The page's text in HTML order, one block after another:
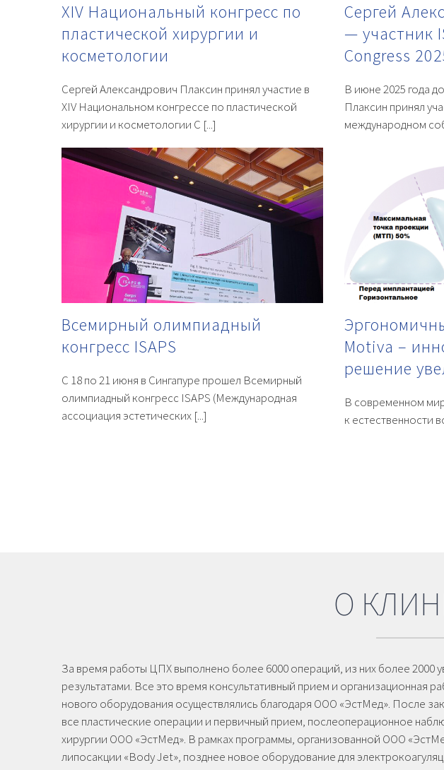
XIV Национальный конгресс по
пластической хирургии и
косметологии
Сергей Александрович Плаксин принял участие в
XIV Национальном конгрессе по пластической
хирургии и косметологии С [...]
Сергей
— участник
Congress
В июне 2025 года
Плаксин принял
международном
Всемирный олимпиадный
конгресс ISAPS
С 18 по 21 июня в Сингапуре прошел Всемирный
олимпиадный конгресс ISAPS (Международная
ассоциация эстетических [...]
Motiva –
решение
В современном
к естественности
О
За время работы ЦПХ выполнено более 6000 операций, из них более
результатами. Все это время консультативный прием и
нового оборудования осуществлялись благодаря ООО «ЭстМед». После
все пластические операции и первичный прием, послеоперационное
хирургии ООО «ЭстМед». В рамках программы, организованной ООО
липосакции «Body Jet», позднее новое оборудование для